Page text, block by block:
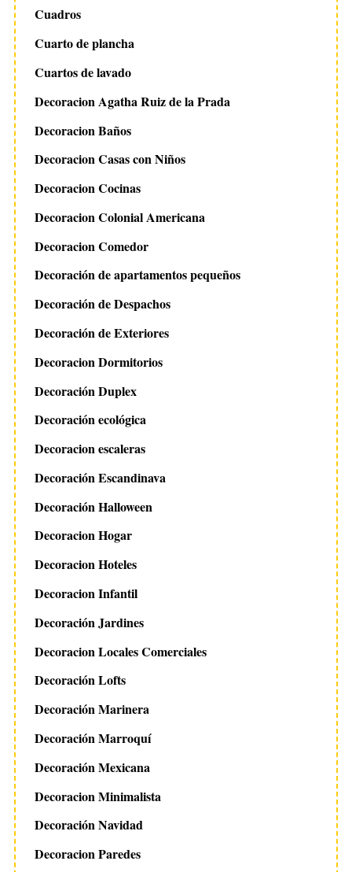
Cuadros
Cuarto de plancha
Cuartos de lavado
Decoracion Agatha Ruiz de la Prada
Decoracion Baños
Decoracion Casas con Niños
Decoracion Cocinas
Decoracion Colonial Americana
Decoracion Comedor
Decoración de apartamentos pequeños
Decoración de Despachos
Decoración de Exteriores
Decoracion Dormitorios
Decoración Duplex
Decoración ecológica
Decoracion escaleras
Decoración Escandinava
Decoración Halloween
Decoracion Hogar
Decoracion Hoteles
Decoracion Infantil
Decoración Jardines
Decoracion Locales Comerciales
Decoración Lofts
Decoración Marinera
Decoración Marroquí
Decoración Mexicana
Decoracion Minimalista
Decoración Navidad
Decoracion Paredes